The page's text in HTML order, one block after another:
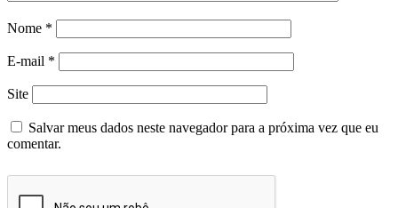
Nome *
E-mail *
Site
Salvar meus dados neste navegador para a próxima vez que eu
comentar.